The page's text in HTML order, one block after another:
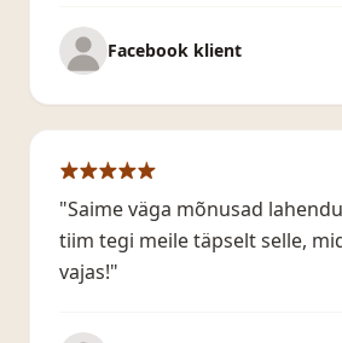
Facebook klient
"Saime väga mõnusad
tiim tegi meile täpselt selle,
vajas!"